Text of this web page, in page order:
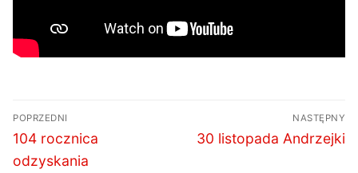
Nawigacja
wpisu
POPRZEDNI
Poprzedni
wpis:
104 rocznica
odzyskania
NASTĘPNY
Następny
30 listopada Andrzejki